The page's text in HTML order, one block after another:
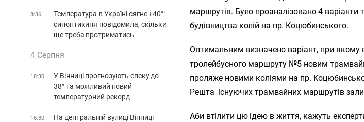
маршрутів. Було проаналізовано 4 варіанти
будівництва колій на пр. Коцюбинського.
Оптимальним визначено варіант, при якому
тролейбусного маршруту №5 новим
проляже новими коліями на пр.
Решта існуючих трамвайних маршрутів
Аби втілити цю ідею в життя, кажуть
8:36
Температура в Україні сягне +40°:
синоптикиня повідомила, скільки
ще треба протриматись
4 Серпня
18:30
У Вінниці прогнозують спеку до
38° та можливий новий
температурний рекорд
16:30
На центральній вулиці Вінниці